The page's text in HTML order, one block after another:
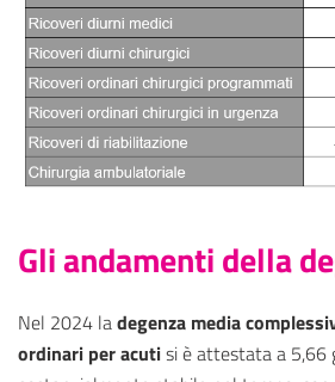
Gli andamenti della
Nel 2024 ladegenza media
ordinari per acutisi è attestata a 5,66